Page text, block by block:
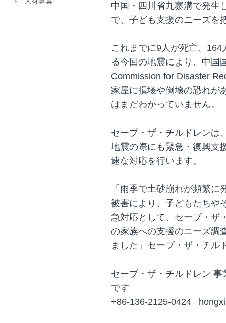
中国・四川省九寨溝で発生
で、子ども支援のニーズを
これまでに9人が死亡、
る今回の地震により、中国
Commission for Disaster
家屋に損壊や倒壊の恐れが
はまだわかっていません。
セーブ・ザ・チルドレンは
地震の際にも緊急・復興支
速な対応を行います。
「雨季で土砂崩れが頻繁
被害により、子どもたちや
急対応として、セーブ・ザ
の家族への支援のニーズ調
ました」セーブ・ザ・チル
セーブ・ザ・チルドレン
です
+86-136-2125-0424